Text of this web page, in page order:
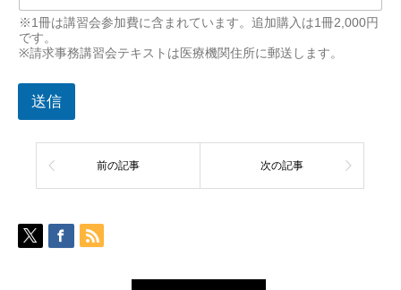
※1冊は講習会参加費に含まれています。追加購入は1冊2,000円
です。
※請求事務講習会テキストは医療機関住所に郵送します。
送信
前の記事 次の記事